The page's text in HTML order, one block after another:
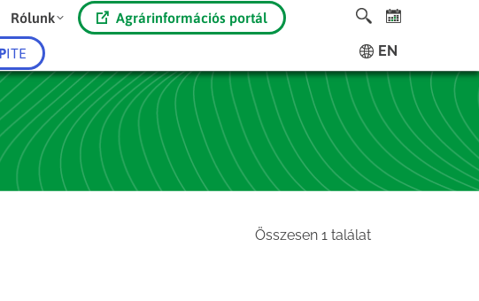
Rólunk Agrárinformációs portál
ITE EN
Összesen 1 találat